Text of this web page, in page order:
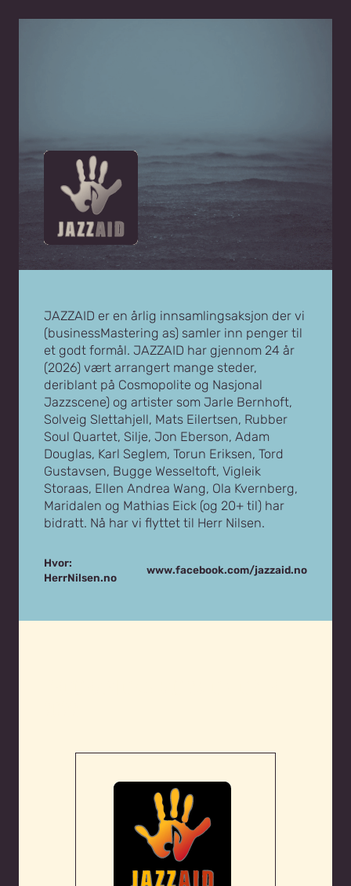
JAZZAID er en årlig innsamlingsaksjon der vi
(businessMastering as) samler inn penger til
et godt formål. JAZZAID har gjennom 24 år
(2026) vært arrangert mange steder,
deriblant på Cosmopolite og Nasjonal
Jazzscene) og artister som Jarle Bernhoft,
Solveig Slettahjell, Mats Eilertsen, Rubber
Soul Quartet, Silje, Jon Eberson, Adam
Douglas, Karl Seglem, Torun Eriksen, Tord
Gustavsen, Bugge Wesseltoft, Vigleik
Storaas, Ellen Andrea Wang, Ola Kvernberg,
Maridalen og Mathias Eick (og 20+ til) har
bidratt. Nå har vi flyttet til Herr Nilsen.
Hvor:
HerrNilsen.no
www.facebook.com/jazzaid.no